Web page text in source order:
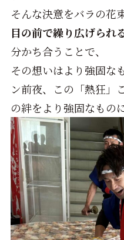
そんな決意をバラの花
目の前で繰り広げられ
分かち合うことで、
その想いはより強固な
ン前夜、この「熱狂」
の絆をより強固なもの